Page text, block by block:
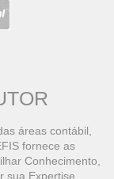
áreas contábil,
fornece as
Conhecimento,
sua Expertise.